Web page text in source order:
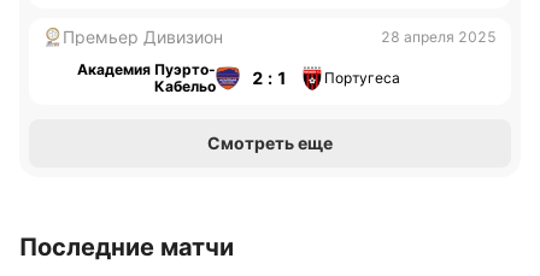
Премьер Дивизион
28 апреля 2025
Академия Пуэрто-
Кабельо
2 : 1 Португеса
Смотреть еще
Последние матчи